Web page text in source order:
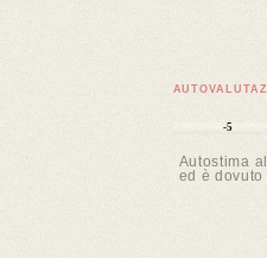
-5
Autostima
ed è